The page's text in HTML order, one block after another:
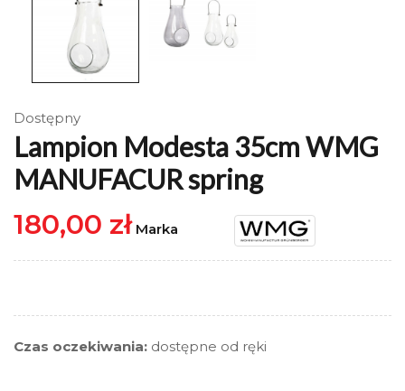
Dostępny
Lampion Modesta 35cm WMG
MANUFACUR spring
180,00 zł Marka
Czas oczekiwania: dostępne od ręki